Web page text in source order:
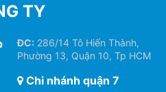
TY
ĐC: 286/14 Tô Hiến Thành,
Phường 13, Quận 10, Tp HCM
Chi nhánh quận 7